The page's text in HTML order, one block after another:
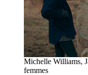
Michelle Williams,
femmes